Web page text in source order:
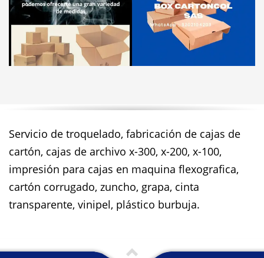
Servicio de troquelado, fabricación de cajas de
cartón, cajas de archivo x-300, x-200, x-100,
impresión para cajas en maquina flexografica,
cartón corrugado, zuncho, grapa, cinta
transparente, vinipel, plástico burbuja.